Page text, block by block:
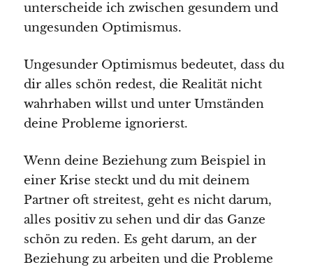
unterscheide ich zwischen gesundem und
ungesunden Optimismus.
Ungesunder Optimismus bedeutet, dass du
dir alles schön redest, die Realität nicht
wahrhaben willst und unter Umständen
deine Probleme ignorierst.
Wenn deine Beziehung zum Beispiel in
einer Krise steckt und du mit deinem
Partner oft streitest, geht es nicht darum,
alles positiv zu sehen und dir das Ganze
schön zu reden. Es geht darum, an der
Beziehung zu arbeiten und die Probleme